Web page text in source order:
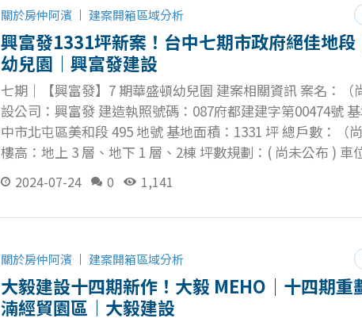
論！
關於房仲阿濱 建案開箱區域分析
興富發1331坪新案！台中七期市政府絕佳地段
幼兒園｜興富發建設
七期｜【興富發】7 期華盛頓幼兒園 建案相關資訊 案名：（
設公司：興富發 建造執照號碼：087府都建建字第00474號
中市北屯區美和段 495 地號 基地面積：1331 坪 總戶數：（
樓高：地上 3 層、地下 1 層、2棟 坪數規劃：( 尚未公布 ) 車
未公布 ) 公設比：( 尚未公布 ) 建蔽率：37.6 ％ 公設項目：(
計完工：( 尚未公布 ) 土地使用分區：第四種住宅區 興富發建
建案將會持續追蹤與更新！
2024-07-24 0 1,141
關於房仲阿濱 建案開箱區域分析
大毅建設十四期新作！大毅 MEHO｜十四期重
湳經貿園區｜大毅建設